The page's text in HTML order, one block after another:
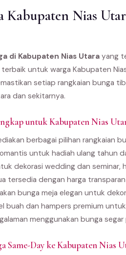
Kabupaten Nias
di Kabupaten Nias Utara yang
untuk warga Kabupaten
setiap rangkaian bunga
dan sekitarnya.
untuk Kabupaten Nias
berbagai pilihan rangkaian
untuk hadiah ulang tahun
dekorasi wedding dan seminar,
tersedia dengan harga
bunga meja elegan untuk
buah dan hampers premium
menggunakan bunga
Same-Day ke Kabupaten Nias